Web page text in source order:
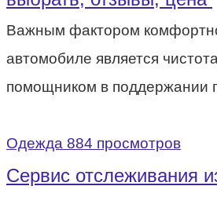
Важным фактором
автомобиле является
помощником в поддержании
Одежда 884 просмотров
Сервис отслеживания